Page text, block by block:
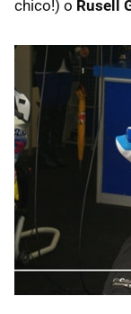
chico!) o Rusell